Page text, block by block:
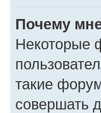
Почему
Некоторые
такие
совершать